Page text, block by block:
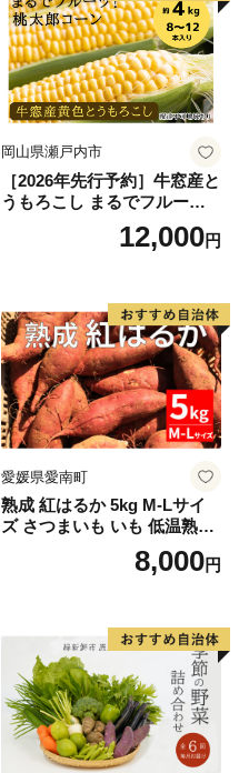
岡山県瀬戸内市
［2026年先行予約］牛窓産と
うもろこし まるでフルー
ツ！最高糖度25度超え 生で
甘い、茹でて美味い！ 黄色
野菜
12,000円
愛媛県愛南町
熟成 紅はるか 5kg M-Lサイ
ズ さつまいも いも 低温熟成
完全熟成収穫 甘い 糖度 焼き
芋 やきいも スイートポテト
8,000円